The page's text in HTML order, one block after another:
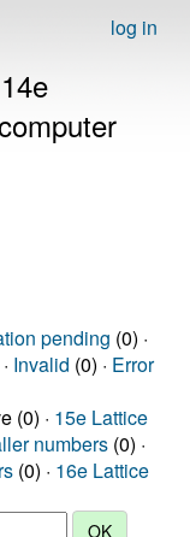
log in
pending (0) ·
Invalid (0) · Error
(0) · 15e Lattice
numbers (0) ·
(0) · 16e Lattice